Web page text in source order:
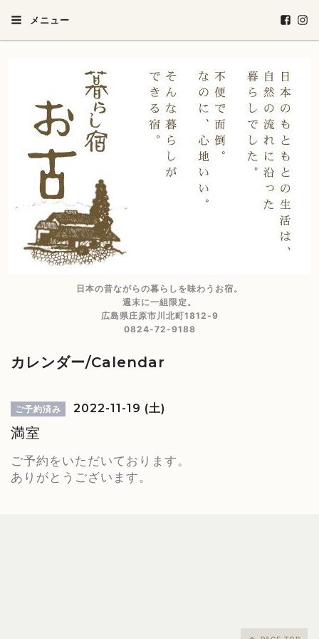
メニュー
日本の昔ながらの暮らしを味わうお宿。
週末に一組限定。
広島県庄原市川北町1812-9
0824-72-9188
カレンダー/Calendar
ご予約済み 2022-11-19 (土)
満室
ご予約をいただいております。
ありがとうございます。